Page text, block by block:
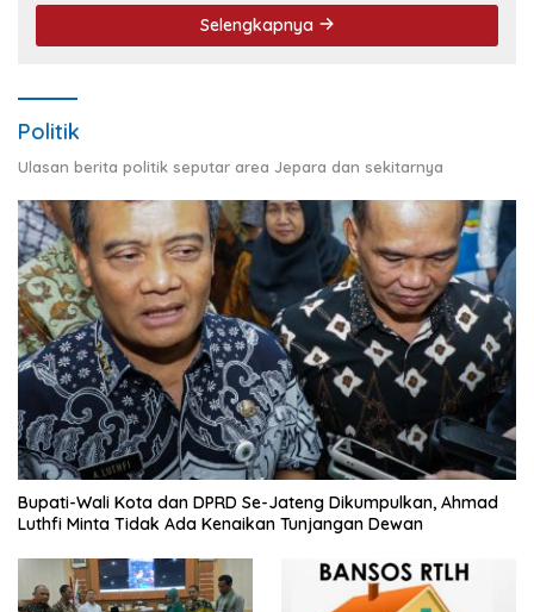
Selengkapnya
Politik
Ulasan berita politik seputar area Jepara dan sekitarnya
Bupati-Wali Kota dan DPRD Se-Jateng Dikumpulkan, Ahmad
Luthfi Minta Tidak Ada Kenaikan Tunjangan Dewan